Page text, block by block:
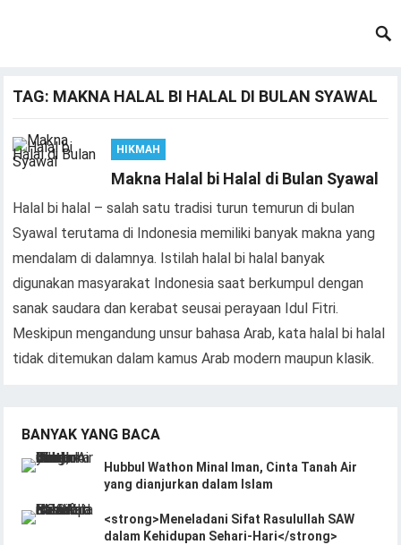
TAG: MAKNA HALAL BI HALAL DI BULAN SYAWAL
HIKMAH
Makna Halal bi Halal di Bulan Syawal
Halal bi halal – salah satu tradisi turun temurun di bulan
Syawal terutama di Indonesia memiliki banyak makna yang
mendalam di dalamnya. Istilah halal bi halal banyak
digunakan masyarakat Indonesia saat berkumpul dengan
sanak saudara dan kerabat seusai perayaan Idul Fitri.
Meskipun mengandung unsur bahasa Arab, kata halal bi halal
tidak ditemukan dalam kamus Arab modern maupun klasik.
BANYAK YANG BACA
Hubbul Wathon Minal Iman, Cinta Tanah Air
yang dianjurkan dalam Islam
<strong>Meneladani Sifat Rasulullah SAW
dalam Kehidupan Sehari-Hari</strong>